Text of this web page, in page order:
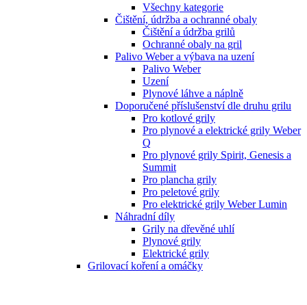
Všechny kategorie
Čištění, údržba a ochranné obaly
Čištění a údržba grilů
Ochranné obaly na gril
Palivo Weber a výbava na uzení
Palivo Weber
Uzení
Plynové láhve a náplně
Doporučené příslušenství dle druhu grilu
Pro kotlové grily
Pro plynové a elektrické grily Weber
Q
Pro plynové grily Spirit, Genesis a
Summit
Pro plancha grily
Pro peletové grily
Pro elektrické grily Weber Lumin
Náhradní díly
Grily na dřevěné uhlí
Plynové grily
Elektrické grily
Grilovací koření a omáčky